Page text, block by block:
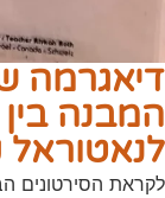
דיאגרמה
המבנה
לנאטוראל
לקראת הסירטונים